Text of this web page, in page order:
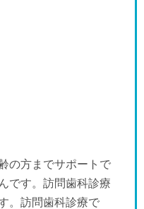
の方までサポートで
です。訪問歯科診療
。訪問歯科診療で